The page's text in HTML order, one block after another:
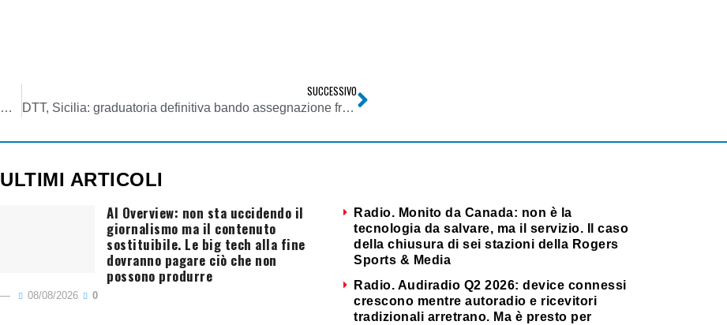
Frequenze Tv: sentenza Corte europea su Europa 7. Lo Stato deve pagare 10 mln di euro per 10 anni di ritardo nell’assegnare i canali
SUCCESSIVO
DTT, Sicilia: graduatoria definitiva bando assegnazione frequenze alle emittenti televisive locali
ULTIMI ARTICOLI
AI Overview: non sta uccidendo il
giornalismo ma il contenuto
sostituibile. Le big tech alla fine
dovranno pagare ciò che non
possono produrre
08/08/2026 0
Radio. Monito da Canada: non è la
tecnologia da salvare, ma il servizio. Il caso
della chiusura di sei stazioni della Rogers
Sports & Media
Radio. Audiradio Q2 2026: device connessi
crescono mentre autoradio e ricevitori
tradizionali arretrano. Ma è presto per